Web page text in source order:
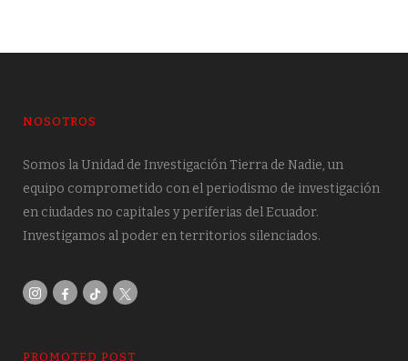
NOSOTROS
Somos la Unidad de Investigación Tierra de Nadie, un
equipo comprometido con el periodismo de investigación
en ciudades no capitales y periferias del Ecuador.
Investigamos al poder en territorios silenciados.
PROMOTED POST